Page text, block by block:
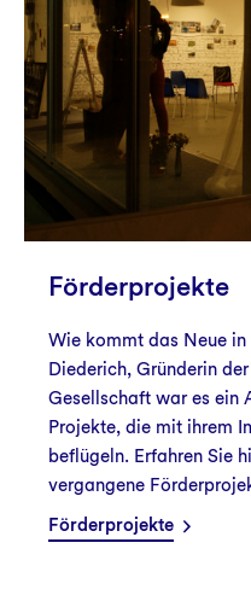
Förderprojekte
Wie kommt das Neue
Diederich, Gründerin
Gesellschaft war es ein
Projekte, die mit ihrem
beflügeln. Erfahren Sie
vergangene
Förderprojekte